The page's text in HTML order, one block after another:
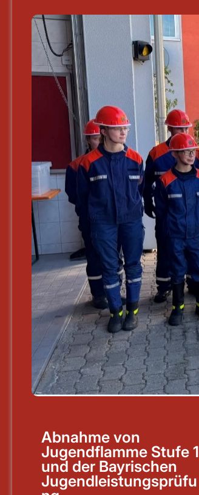
Abnahme von
Jugendflamme Stufe 1
und der Bayrischen
Jugendleistungsprüfu